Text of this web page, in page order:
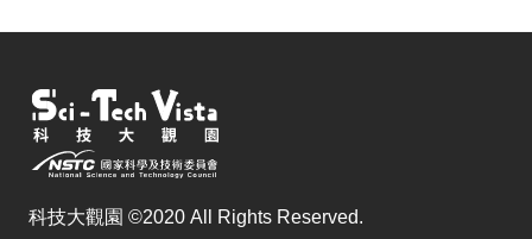
科技大觀園 ©2020 All Rights Reserved.